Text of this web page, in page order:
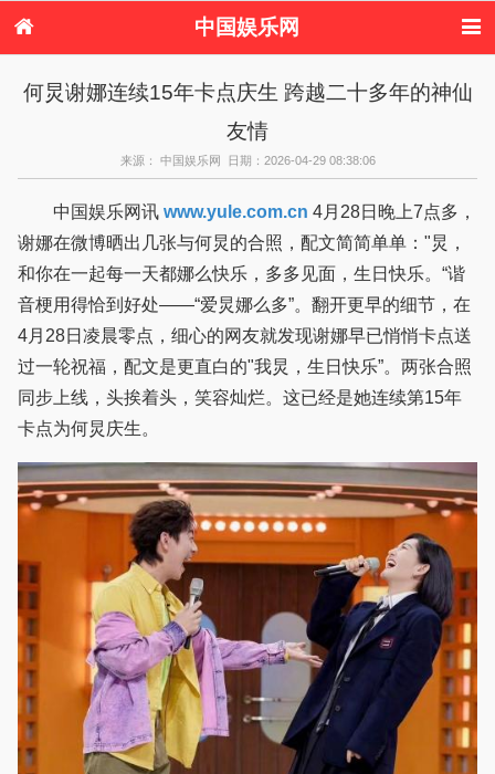
中国娱乐网
电视剧
演唱会 综艺节目
偶像活动
何炅谢娜连续15年卡点庆生 跨越二十多年的神仙
友情
来源： 中国娱乐网 日期：2026-04-29 08:38:06
中国娱乐网讯 www.yule.com.cn
谢娜在微博晒出几张与何炅的合照，配文简简单单："炅，
和你在一起每一天都娜么快乐，多多见面，生日快乐。“谐
音梗用得恰到好处——“爱炅娜么多”。翻开更早的细节，在
4月28日凌晨零点，细心的网友就发现谢娜早已悄悄卡点送
过一轮祝福，配文是更直白的"我炅，生日快乐”。两张合照
同步上线，头挨着头，笑容灿烂。这已经是她连续第15年
卡点为何炅庆生。